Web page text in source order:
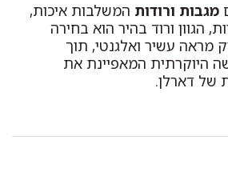
מגבות ורודות המשלבות איכות,
הגוון ורוד בהיר הוא בחירה
מראה עשיר ואלגנטי, תוך
היוקרתית המאפיינת את
של דארלן.